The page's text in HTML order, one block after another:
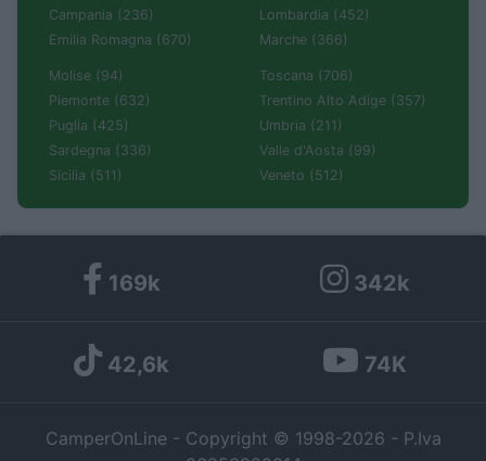
Campania (236)
Emilia Romagna (670)
Lombardia (452)
Marche (366)
Molise (94)
Piemonte (632)
Puglia (425)
Sardegna (336)
Sicilia (511)
Toscana (706)
Trentino Alto Adige (357)
Umbria (211)
Valle d'Aosta (99)
Veneto (512)
169k 342k
42,6k 74K
CamperOnLine - Copyright © 1998-2026 - P.Iva